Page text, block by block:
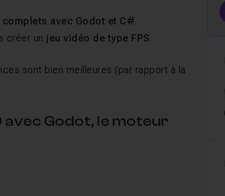
avec Godot et C#.
créer un jeu vidéo de type FPS.
sont bien meilleures (par rapport à la
avec Godot, le moteur
jeu :